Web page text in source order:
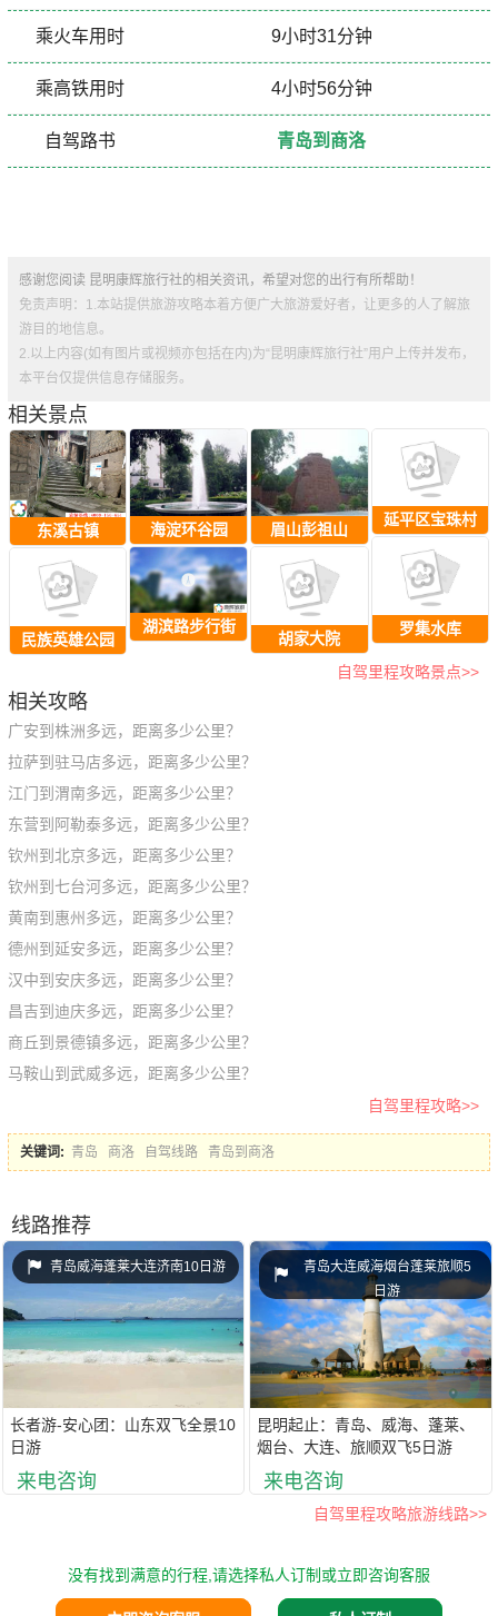
乘火车用时 9小时31分钟
乘高铁用时 4小时56分钟
自驾路书 青岛到商洛
感谢您阅读 昆明康辉旅行社的相关资讯，希望对您的出行有所帮助！
免责声明：1.本站提供旅游攻略本着方便广大旅游爱好者，让更多的人了解旅
游目的地信息。
2.以上内容(如有图片或视频亦包括在内)为“昆明康辉旅行社”用户上传并发布，
本平台仅提供信息存储服务。
相关景点
东溪古镇
民族英雄公园
海淀环谷园
湖滨路步行街
眉山彭祖山
胡家大院
延平区宝珠村
罗集水库
自驾里程攻略景点>>
相关攻略
广安到株洲多远，距离多少公里？
拉萨到驻马店多远，距离多少公里？
江门到渭南多远，距离多少公里？
东营到阿勒泰多远，距离多少公里？
钦州到北京多远，距离多少公里？
钦州到七台河多远，距离多少公里？
黄南到惠州多远，距离多少公里？
德州到延安多远，距离多少公里？
汉中到安庆多远，距离多少公里？
昌吉到迪庆多远，距离多少公里？
商丘到景德镇多远，距离多少公里？
马鞍山到武威多远，距离多少公里？
自驾里程攻略>>
关键词: 青岛 商洛 自驾线路 青岛到商洛
线路推荐
青岛威海蓬莱大连济南10日游
长者游-安心团：山东双飞全景10
日游
来电咨询
青岛大连威海烟台蓬莱旅顺5
日游
昆明起止：青岛、威海、蓬莱、
烟台、大连、旅顺双飞5日游
来电咨询
自驾里程攻略旅游线路>>
没有找到满意的行程,请选择私人订制或立即咨询客服